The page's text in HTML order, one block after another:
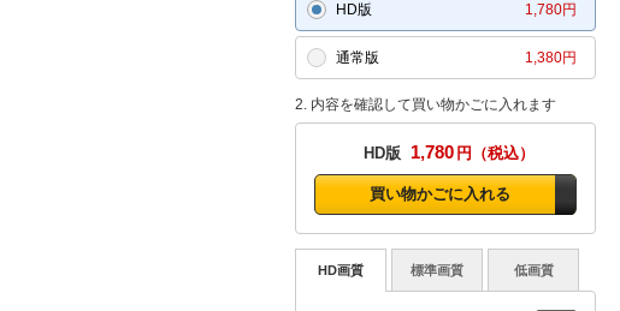
HD版 1,780円
通常版 1,380円
2. 内容を確認して買い物かごに入れます
HD版 1,780 円
買い物かごに入れる
HD画質 標準画質 低画質